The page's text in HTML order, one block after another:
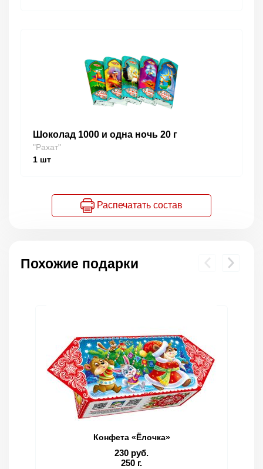
Шоколад 1000 и одна ночь 20 г
"Рахат"
1 шт
Распечатать состав
Похожие подарки
Конфета «Ёлочка»
230 руб.
250 г.